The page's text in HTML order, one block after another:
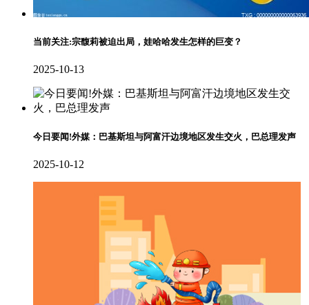
当前关注:宗馥莉被迫出局，娃哈哈发生怎样的巨变？
2025-10-13
今日要闻!外媒：巴基斯坦与阿富汗边境地区发生交火，巴总理发声
2025-10-12